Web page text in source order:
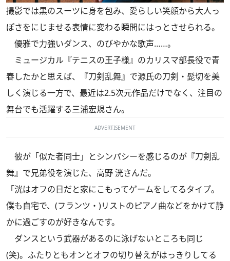
撮影では黒のスーツに身を包み、愛らしい笑顔から大人っ
ぽさをにじませる表情に変わる瞬間にはっとさせられる。
優雅で力強いダンス、のびやかな歌声……。
ミュージカル『テニスの王子様』のカリスマ部長役で青
春したかと思えば、『刀剣乱舞』で源氏の刀剣・髭切を美
しく演じる一方で、最近は2.5次元作品だけでなく、注目の
舞台でも活躍する三浦宏規さん。
ADVERTISEMENT
彼が「似た者同士」とシンパシーを感じるのが『刀剣乱
舞』で兄弟役を演じた、高野 洸さんだ。
「洸はオフの日だと家にこもってゲームをしてるタイプ。
僕も自宅で、(フランツ・)リストのピアノ曲などをかけて静
かに過ごすのが好きなんです。
ダンスという武器があるのに泳げないところも同じ
(笑)。ふたりともオンとオフの切り替えがはっきりしてる